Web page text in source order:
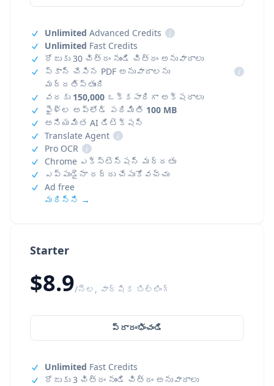
Starter
$8.9/నెల, వార్షిక బిల్లింగ్
ప్రారంభించండి
Unlimited Fast Credits
రోజుకు 3 చిత్రం నుండి చిత్రం అనువాదాలు
Unlimited Advanced Credits
i
Unlimited Fast Credits
రోజుకు 30 చిత్రం నుండి చిత్రం అనువాదాలు
స్కాన్ చేసిన PDF అనువాదాలను
మద్దతిస్తుంది
i
వరకు 150,000 ఒక్కసారిగా అక్షరాలు
ఫైళ్ల అప్‌లోడ్ పరిమితి 100 MB
అనియమిత AI డిటెక్షన్
Translate Agent
i
Pro OCR
i
Chrome ఎక్స్‌టెన్షన్ మద్దతు
ఎప్పుడైనా రద్దు చేసుకోవచ్చు
Ad free
మరిన్ని →